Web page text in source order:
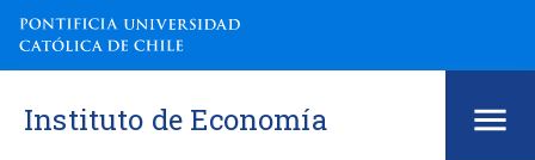
Instituto de Economía